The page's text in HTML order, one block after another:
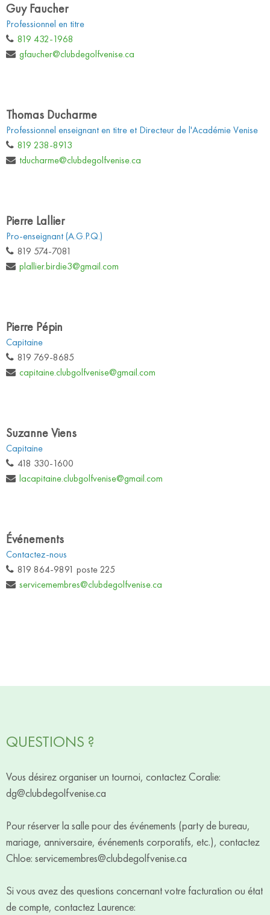
Guy Faucher
Professionnel en titre
819 432-1968
gfaucher@clubdegolfvenise.ca
Thomas Ducharme
Professionnel enseignant en titre et Directeur de l'Académie Venise
819 238-8913
tducharme@clubdegolfvenise.ca
Pierre Lallier
Pro-enseignant (A.G.P.Q.)
819 574-7081
plallier.birdie3@gmail.com
Pierre Pépin
Capitaine
819 769-8685
capitaine.clubgolfvenise@gmail.com
Suzanne Viens
Capitaine
418 330-1600
lacapitaine.clubgolfvenise@gmail.com
Événements
Contactez-nous
819 864-9891 poste 225
servicemembres@clubdegolfvenise.ca
QUESTIONS ?
Vous désirez organiser un tournoi, contactez Coralie:
dg@clubdegolfvenise.ca
Pour réserver la salle pour des événements (party de bureau,
mariage, anniversaire, événements corporatifs, etc.), contactez
Chloe: servicemembres@clubdegolfvenise.ca
Si vous avez des questions concernant votre facturation ou état
de compte, contactez Laurence: